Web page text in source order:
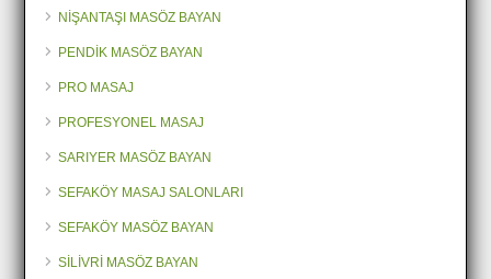
NİŞANTAŞI MASÖZ BAYAN
PENDİK MASÖZ BAYAN
PRO MASAJ
PROFESYONEL MASAJ
SARIYER MASÖZ BAYAN
SEFAKÖY MASAJ SALONLARI
SEFAKÖY MASÖZ BAYAN
SİLİVRİ MASÖZ BAYAN